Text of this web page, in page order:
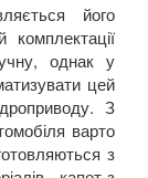
його
однак у
цей
З
варто
з